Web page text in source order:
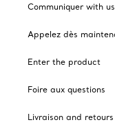
Communiquer with us
Appelez dès
Enter the product
Foire aux questions
Livraison and retours